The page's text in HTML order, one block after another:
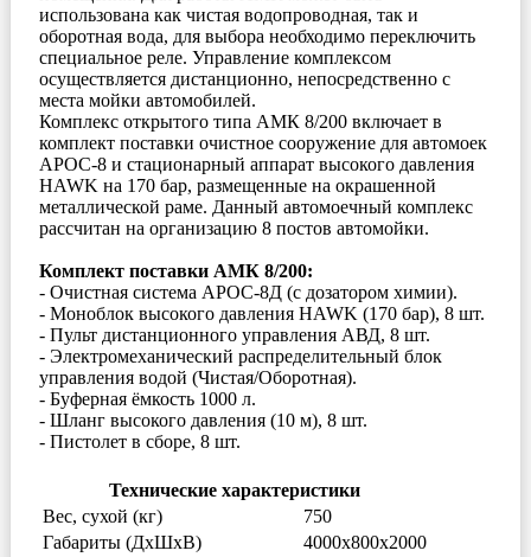
использована как чистая водопроводная, так и
оборотная вода, для выбора необходимо переключить
специальное реле. Управление комплексом
осуществляется дистанционно, непосредственно с
места мойки автомобилей.
Комплекс открытого типа АМК 8/200 включает в
комплект поставки очистное сооружение для автомоек
АРОС-8 и стационарный аппарат высокого давления
HAWK на 170 бар, размещенные на окрашенной
металлической раме. Данный автомоечный комплекс
рассчитан на организацию 8 постов автомойки.
Комплект поставки АМК 8/200:
- Очистная система АРОС-8Д (с дозатором химии).
- Моноблок высокого давления HAWK (170 бар), 8 шт.
- Пульт дистанционного управления АВД, 8 шт.
- Электромеханический распределительный блок
управления водой (Чистая/Оборотная).
- Буферная ёмкость 1000 л.
- Шланг высокого давления (10 м), 8 шт.
- Пистолет в сборе, 8 шт.
Технические характеристики
Вес, сухой (кг)
750
Габариты (ДxШxВ)
4000х800х2000